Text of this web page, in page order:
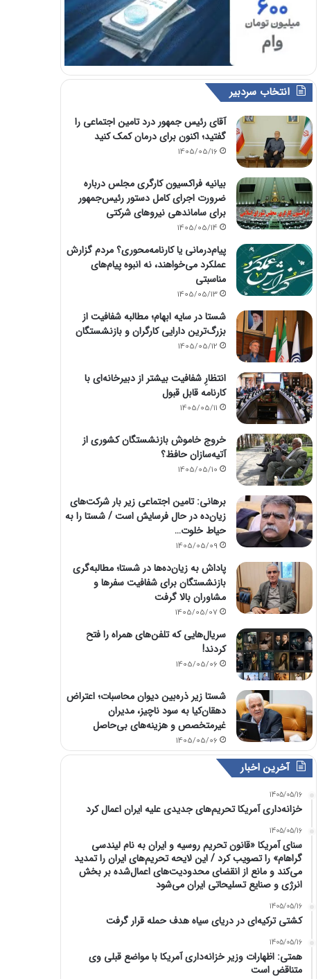
انتخاب سردبیر
آقای رئیس جمهور درد تامین اجتماعی را
گفتید؛ اکنون برای درمان کمک کنید
1405/05/16
بیانیه فراکسیون کارگری مجلس درباره
ضرورت اجرای کامل دستور رئیس‌جمهور
برای ساماندهی نیروهای شرکتی
1405/05/14
پیام‌درمانی یا کارنامه‌محوری؟ مردم گزارش
عملکرد می‌خواهند، نه انبوه پیام‌های
مناسبتی
1405/05/13
شستا در سایه ابهام؛ مطالبه شفافیت از
بزرگ‌ترین دارایی کارگران و بازنشستگان
1405/05/12
انتظارِ شفافیت بیشتر از دبیرخانه‌ای با
کارنامه قابل قبول
1405/05/11
خروج خاموش بازنشستگان کشوری از
آتیه‌سازان حافظ؟
1405/05/10
برهانی: تامین اجتماعی زیر بار شرکت‌های
زیان‌ده در حال فرسایش است / شستا را به
حیاط خلوت…
1405/05/09
پاداش به زیان‌ده‌ها در شستا؛ مطالبه‌گری
بازنشستگان برای شفافیت سفرها و
مشاوران بالا گرفت
1405/05/07
سریال‌هایی که تلفن‌های همراه را فتح
کردند!
1405/05/06
شستا زیر ذره‌بین دیوان محاسبات؛ اعتراض
دهقان‌کیا به سود ناچیز، مدیران
غیرمتخصص و هزینه‌های بی‌حاصل
1405/05/06
آخرین اخبار
1405/05/16
خزانه‌داری آمریکا تحریم‌های جدیدی علیه ایران اعمال کرد
1405/05/16
سنای آمریکا «قانون تحریم روسیه و ایران به نام لیندسی
گراهام» را تصویب کرد / این لایحه تحریم‌های ایران را تمدید
می‌کند و مانع از انقضای محدودیت‌های اعمال‌شده بر بخش
انرژی و صنایع تسلیحاتی ایران می‌شود
1405/05/16
کشتی ترکیه‌ای در دریای سیاه هدف حمله قرار گرفت
1405/05/16
همتی: اظهارات وزیر خزانه‌داری آمریکا با مواضع قبلی وی
متناقض است